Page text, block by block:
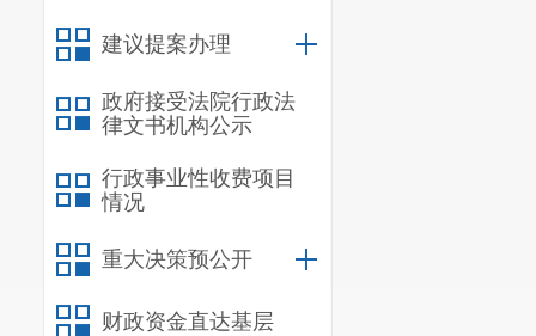
建议提案办理
政府接受法院行政法
律文书机构公示
行政事业性收费项目
情况
重大决策预公开
财政资金直达基层